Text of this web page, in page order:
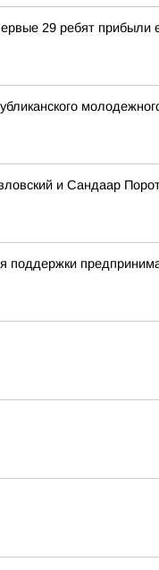
29 ребят прибыли
и Сандаар
поддержки